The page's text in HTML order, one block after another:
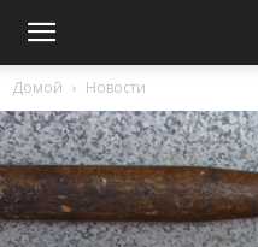
Домой Новости